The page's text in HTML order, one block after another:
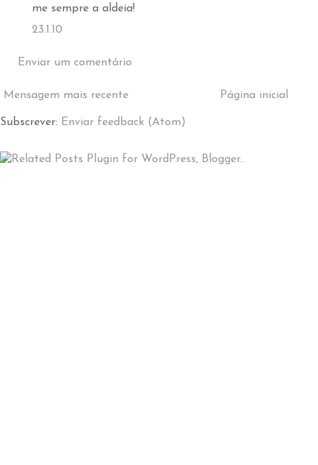
me sempre a aldeia!
23.1.10
Enviar um comentário
Mensagem mais recente Página inicial
Subscrever: Enviar feedback (Atom)